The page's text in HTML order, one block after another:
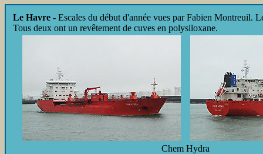
Le Havre - Escales du début d'année vues par Fabien Montreuil.
Tous deux ont un revêtement de cuves en polysiloxane.
Chem Hydra